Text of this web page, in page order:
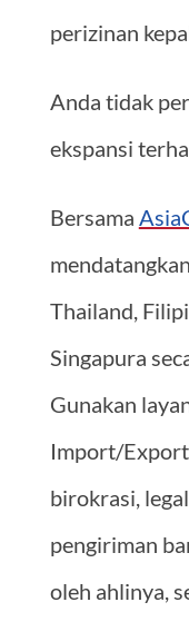
perizinan
Anda tidak
ekspansi
Bersama
Thailand,
Singapura
Gunakan
Import/
birokrasi,
pengiriman
oleh ahlinya,